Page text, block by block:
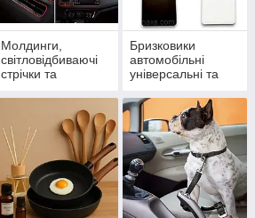
Молдинги,
світловідбиваючі
стрічки та
Бризковики
автомобільні
універсальні та